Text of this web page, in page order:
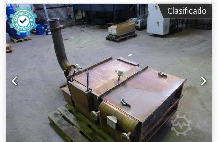
Dispositivo fabricado en 2019. Se dispone de un total de 3
unidades. Fabricante: Rittal Serie: TopTherm Tipo: SK
3209500 Chodpfezdafgsx Ap Eja Tipo de dispositivo:
Intercambiador de calor aire/agua Estado: usado Tensión
de alimentación: 230 V CA Frecuencia: 50/60 Hz Fases: 1~
Corriente nominal: 0,40 A a 50 Hz Corriente nominal: 0,48
A a 60 Hz Consumo de energía: 0,095 kW a 50 Hz Consumo
de energía: 0,110 kW a 60 Hz Potencia de refrigeración útil:
2,50 kW Punto de medición de la potencia de refrigeración:
L35 / W10 Caudal del refrigerante: 400 l/h Rango de
temperatura de funcionamiento: de 1 °C a 70 °C
Refrigerante: agua Temperatura máxima del refrigerante:
30 °C Presión de funcionamiento: de 0,1 a 1,0 MPa Presión
de funcionamiento: de 14,5 a 145 psi Grado de protección:
Clasificado